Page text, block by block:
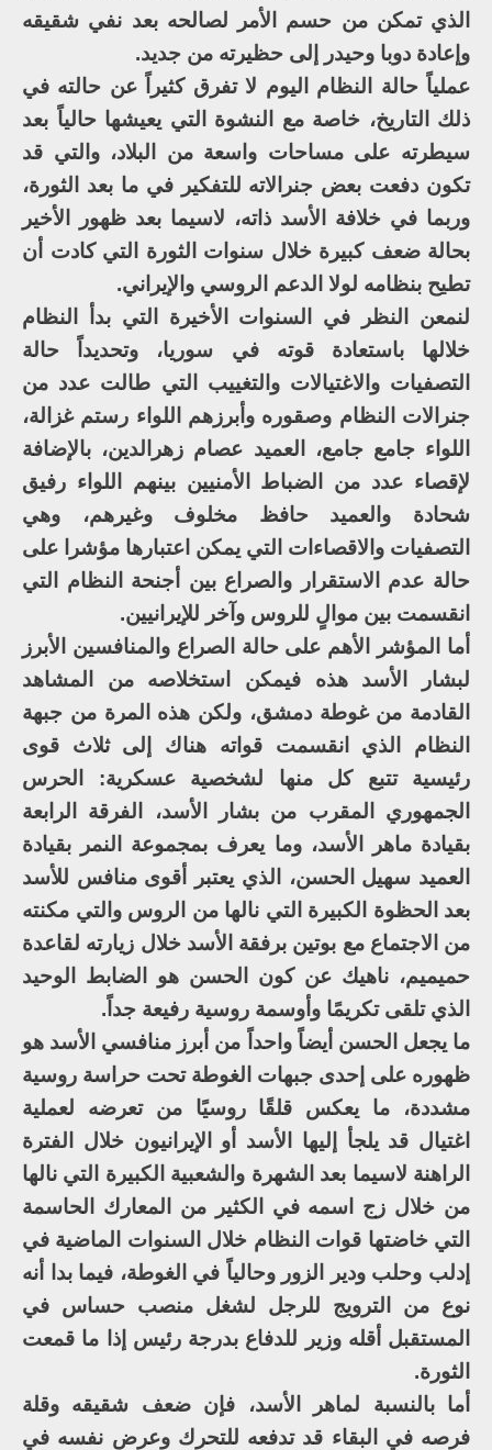
الذي تمكن من حسم الأمر لصالحه بعد نفي شقيقه
وإعادة دوبا وحيدر إلى حظيرته من جديد.
عملياً حالة النظام اليوم لا تفرق كثيراً عن حالته في
ذلك التاريخ، خاصة مع النشوة التي يعيشها حالياً بعد
سيطرته على مساحات واسعة من البلاد، والتي قد
تكون دفعت بعض جنرالاته للتفكير في ما بعد الثورة،
وربما في خلافة الأسد ذاته، لاسيما بعد ظهور الأخير
بحالة ضعف كبيرة خلال سنوات الثورة التي كادت أن
تطيح بنظامه لولا الدعم الروسي والإيراني.
لنمعن النظر في السنوات الأخيرة التي بدأ النظام
خلالها باستعادة قوته في سوريا، وتحديداً حالة
التصفيات والاغتيالات والتغييب التي طالت عدد من
جنرالات النظام وصقوره وأبرزهم اللواء رستم غزالة،
اللواء جامع جامع، العميد عصام زهرالدين، بالإضافة
لإقصاء عدد من الضباط الأمنيين بينهم اللواء رفيق
شحادة والعميد حافظ مخلوف وغيرهم، وهي
التصفيات والاقصاءات التي يمكن اعتبارها مؤشرا على
حالة عدم الاستقرار والصراع بين أجنحة النظام التي
انقسمت بين موالٍ للروس وآخر للإيرانيين.
أما المؤشر الأهم على حالة الصراع والمنافسين الأبرز
لبشار الأسد هذه فيمكن استخلاصه من المشاهد
القادمة من غوطة دمشق، ولكن هذه المرة من جبهة
النظام الذي انقسمت قواته هناك إلى ثلاث قوى
رئيسية تتبع كل منها لشخصية عسكرية: الحرس
الجمهوري المقرب من بشار الأسد، الفرقة الرابعة
بقيادة ماهر الأسد، وما يعرف بمجموعة النمر بقيادة
العميد سهيل الحسن، الذي يعتبر أقوى منافس للأسد
بعد الحظوة الكبيرة التي نالها من الروس والتي مكنته
من الاجتماع مع بوتين برفقة الأسد خلال زيارته لقاعدة
حميميم، ناهيك عن كون الحسن هو الضابط الوحيد
الذي تلقى تكريمًا وأوسمة روسية رفيعة جداً.
ما يجعل الحسن أيضاً واحداً من أبرز منافسي الأسد هو
ظهوره على إحدى جبهات الغوطة تحت حراسة روسية
مشددة، ما يعكس قلقًا روسيًا من تعرضه لعملية
اغتيال قد يلجأ إليها الأسد أو الإيرانيون خلال الفترة
الراهنة لاسيما بعد الشهرة والشعبية الكبيرة التي نالها
من خلال زج اسمه في الكثير من المعارك الحاسمة
التي خاضتها قوات النظام خلال السنوات الماضية في
إدلب وحلب ودير الزور وحالياً في الغوطة، فيما بدا أنه
نوع من الترويج للرجل لشغل منصب حساس في
المستقبل أقله وزير للدفاع بدرجة رئيس إذا ما قمعت
الثورة.
أما بالنسبة لماهر الأسد، فإن ضعف شقيقه وقلة
فرصه في البقاء قد تدفعه للتحرك وعرض نفسه في